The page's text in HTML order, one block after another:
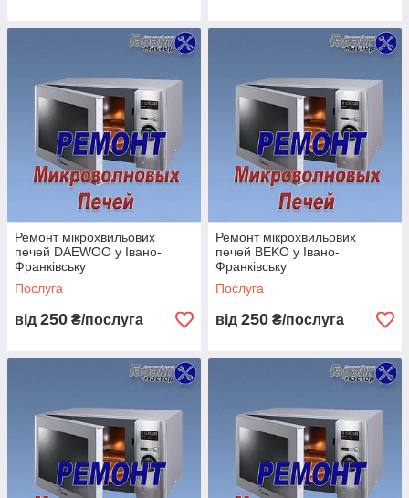
Ремонт мікрохвильових
печей DAEWOO у Івано-
Франківську
Послуга
від 250 ₴/послуга
Ремонт мікрохвильових
печей BEKO у Івано-
Франківську
Послуга
від 250 ₴/послуга